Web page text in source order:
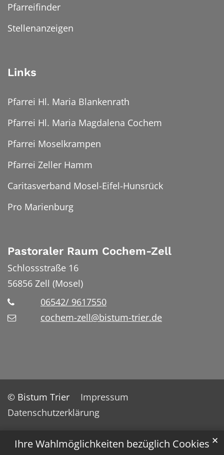
Ihre Wahlmöglichkeiten bezüglich Cookies ✕
Pfarreifinder
Stellenanzeigen
Links
Pfarrei Hl. Maria Blankenrath
Pfarrei Hl. Maria Magdalena Cochem
Pfarrei Moselkrampen
Pfarrei Zeller Hamm
Caritasverband Mosel-Eifel-Hunsrück
Pro Marienburg
Pastoraler Raum Cochem-Zell
Schlossstraße 16
56856 Zell (Mosel)
06542/ 9617550
cochem-zell@bistum-trier.de
© Bistum Trier
Impressum
Datenschutzerklärung